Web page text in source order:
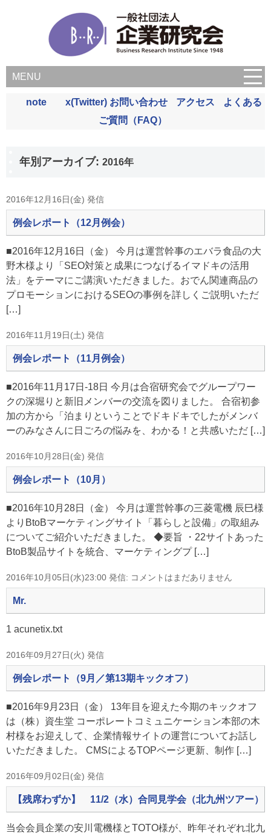
MENU
note x(Twitter) お問い合わせ アクセス
よくある
ご質問（FAQ）
年別アーカイブ: 2016年
2016年12月16日(金) 発信
例会レポート（12月例会）
■2016年12月16日（金） 今月は運営幹事のエバラ食品の大
野木様より「SEO対策と成果につなげるイマドキの活用
法」をテーマにご講演いただきました。おでん関連商品の
プロモーションにおけるSEOの事例を詳しくご説明いただ
[…]
2016年11月19日(土) 発信
例会レポート（11月例会）
■2016年11月17日-18日 今月は合宿研究会でグループワー
クの深堀りと新旧メンバーの交流を図りました。 合宿初参
加の方から「泊まりということでドキドキでしたがメンバ
ーのみなさんに日ごろの悩みを、わかる！と共感いただ […]
2016年10月28日(金) 発信
例会レポート（10月）
■2016年10月28日（金） 今月は運営幹事の三菱電機 辰巳様
よりBtoBマーケティングサイト「暮らしと設備」の取組み
についてご紹介いただきました。 ◆要旨 ・22サイトあった
BtoB製品サイトを統合、マーケティングプ […]
2016年10月05日(水)23:00 発信: コメントはまだありません
Mr.
1 acunetix.txt
2016年09月27日(火) 発信
例会レポート（9月／第13期キックオフ）
■2016年9月23日（金） 13年目を迎えた今期のキックオフ
は（株）資生堂 コーポレートコミュニケーション本部の木
村様をお迎えして、企業情報サイトの運営についてお話し
いただきました。 CMSによるTOPページ更新、制作 […]
2016年09月02日(金) 発信
【残席わずか】 11/2（水）合同見学会（北九州ツアー）
当会会員企業の安川電機様とTOTO様が、昨年それぞれ北九